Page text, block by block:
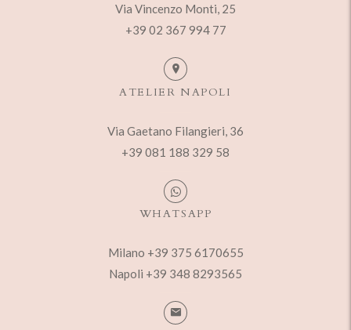
Via Vincenzo Monti, 25
+39 02 367 994 77
ATELIER NAPOLI
Via Gaetano Filangieri, 36
+39 081 188 329 58
WHATSAPP
Milano +39 375 6170655
Napoli +39 348 8293565